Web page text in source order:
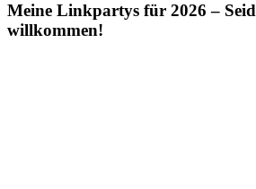
Meine Linkpartys für 2026 –
willkommen!